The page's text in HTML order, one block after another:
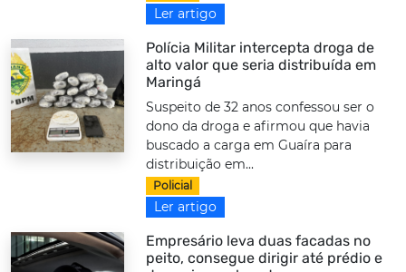
Ler artigo
Polícia Militar intercepta droga de
alto valor que seria distribuída em
Maringá
Suspeito de 32 anos confessou ser o
dono da droga e afirmou que havia
buscado a carga em Guaíra para
distribuição em...
Policial
Ler artigo
Empresário leva duas facadas no
peito, consegue dirigir até prédio e